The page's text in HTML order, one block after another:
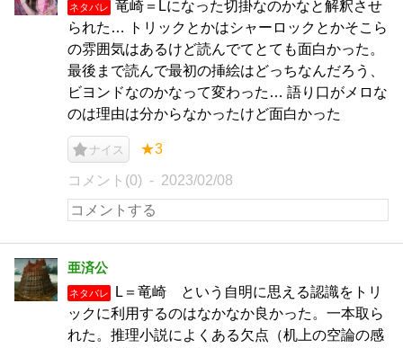
ネタバレ
竜崎＝Lになった切掛なのかなと解釈させ
られた… トリックとかはシャーロックとかそこら
の雰囲気はあるけど読んでてとても面白かった。
最後まで読んで最初の挿絵はどっちなんだろう、
ビヨンドなのかなって変わった… 語り口がメロな
のは理由は分からなかったけど面白かった
ナイス ★3
コメント(0) 2023/02/08
亜済公
ネタバレ
L＝竜崎 という自明に思える認識をトリ
ックに利用するのはなかなか良かった。一本取ら
れた。推理小説によくある欠点（机上の空論の感